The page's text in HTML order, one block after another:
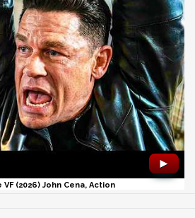
►
VF (2026) John Cena, Action